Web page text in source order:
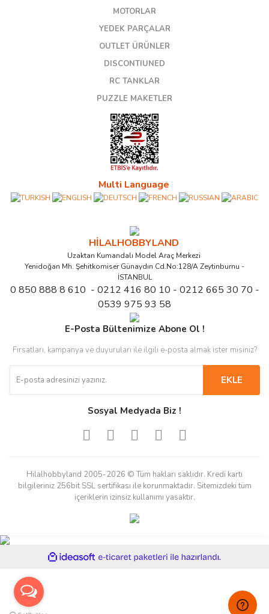
MOTORLAR
YEDEK PARÇALAR
OUTLET ÜRÜNLER
DISCONTIUNED
RC TANKLAR
PUZZLE MAKETLER
Multi Language
HİLALHOBBYLAND
Uzaktan Kumandalı Model Araç Merkezi
Yenidoğan Mh. Şehitkomiser Günaydın Cd.No:128/A Zeytinburnu -
İSTANBUL
0 850 888 8 610 - 0212 416 80 10 - 0212 665 30 70 -
0539 975 93 58
E-Posta Bültenimize Abone Ol !
Fırsatları, kampanya ve duyuruları ile ilgili e-posta almak ister misiniz?
EKLE
Sosyal Medyada Biz !
Hilalhobbyland 2005-2026 © Tüm hakları saklıdır. Kredi kartı
bilgileriniz 256bit SSL sertifikası ile korunmaktadır. Sitemizdeki tüm
içeriklerin izinsiz kullanımı yasaktır.
ideasoft
e-